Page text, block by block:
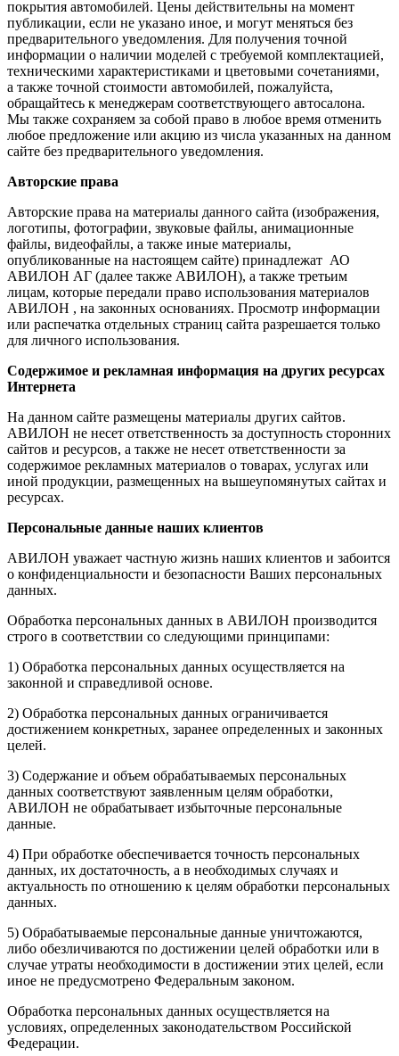
покрытия автомобилей. Цены действительны на момент
публикации, если не указано иное, и могут меняться без
предварительного уведомления. Для получения точной
информации о наличии моделей с требуемой комплектацией,
техническими характеристиками и цветовыми сочетаниями,
а также точной стоимости автомобилей, пожалуйста,
обращайтесь к менеджерам соответствующего автосалона.
Мы также сохраняем за собой право в любое время отменить
любое предложение или акцию из числа указанных на данном
сайте без предварительного уведомления.
Авторские права
Авторские права на материалы данного сайта (изображения,
логотипы, фотографии, звуковые файлы, анимационные
файлы, видеофайлы, а также иные материалы,
опубликованные на настоящем сайте) принадлежат АО
АВИЛОН АГ (далее также АВИЛОН), а также третьим
лицам, которые передали право использования материалов
АВИЛОН , на законных основаниях. Просмотр информации
или распечатка отдельных страниц сайта разрешается только
для личного использования.
Содержимое и рекламная информация на других ресурсах
Интернета
На данном сайте размещены материалы других сайтов.
АВИЛОН не несет ответственность за доступность сторонних
сайтов и ресурсов, а также не несет ответственности за
содержимое рекламных материалов о товарах, услугах или
иной продукции, размещенных на вышеупомянутых сайтах и
ресурсах.
Персональные данные наших клиентов
АВИЛОН уважает частную жизнь наших клиентов и забоится
о конфиденциальности и безопасности Ваших персональных
данных.
Обработка персональных данных в АВИЛОН производится
строго в соответствии со следующими принципами:
1) Обработка персональных данных осуществляется на
законной и справедливой основе.
2) Обработка персональных данных ограничивается
достижением конкретных, заранее определенных и законных
целей.
3) Содержание и объем обрабатываемых персональных
данных соответствуют заявленным целям обработки,
АВИЛОН не обрабатывает избыточные персональные
данные.
4) При обработке обеспечивается точность персональных
данных, их достаточность, а в необходимых случаях и
актуальность по отношению к целям обработки персональных
данных.
5) Обрабатываемые персональные данные уничтожаются,
либо обезличиваются по достижении целей обработки или в
случае утраты необходимости в достижении этих целей, если
иное не предусмотрено Федеральным законом.
Обработка персональных данных осуществляется на
условиях, определенных законодательством Российской
Федерации.